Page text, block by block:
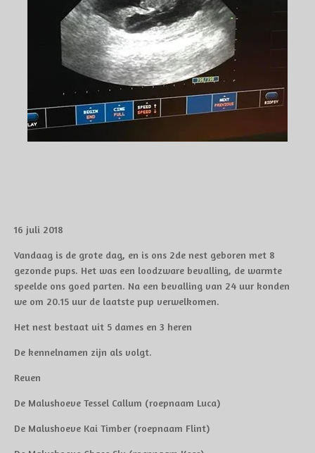
16 juli 2018
Vandaag is de grote dag, en is ons 2de nest geboren met 8
gezonde pups. Het was een loodzware bevalling, de warmte
speelde ons goed parten. Na een bevalling van 24 uur konden
we om 20.15 uur de laatste pup verwelkomen.
Het nest bestaat uit 5 dames en 3 heren
De kennelnamen zijn als volgt.
Reuen
De Malushoeve Tessel Callum (roepnaam Luca)
De Malushoeve Kai Timber (roepnaam Flint)